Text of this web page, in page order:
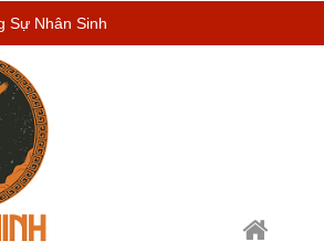
Sự Nhân Sinh